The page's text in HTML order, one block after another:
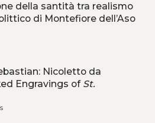
della santità tra realismo
di Montefiore dell’Aso
Nicoletto da
Engravings of St.